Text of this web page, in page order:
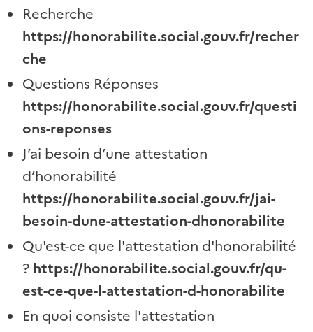
Recherche
https://honorabilite.social.gouv.fr/recher
che
Questions Réponses
https://honorabilite.social.gouv.fr/questi
ons-reponses
J’ai besoin d’une attestation
d’honorabilité
https://honorabilite.social.gouv.fr/jai-
besoin-dune-attestation-dhonorabilite
Qu'est-ce que l'attestation d'honorabilité
? https://honorabilite.social.gouv.fr/qu-
est-ce-que-l-attestation-d-honorabilite
En quoi consiste l'attestation